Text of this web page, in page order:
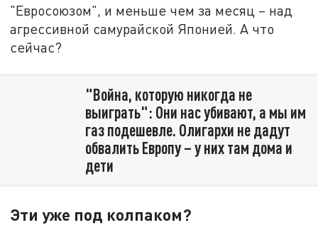
"Евросоюзом", и меньше чем за месяц – над
агрессивной самурайской Японией. А что
сейчас?
"Война, которую никогда не
выиграть": Они нас убивают, а мы им
газ подешевле. Олигархи не дадут
обвалить Европу – у них там дома и
дети
Эти уже под колпаком?